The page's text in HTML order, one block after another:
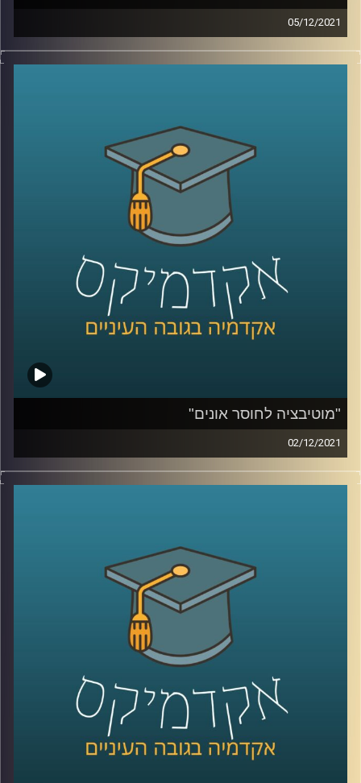
05/12/2021
נדמה שאי אפשר לעבור שבוע ואפילו יום מבלי לשמוע את
המילה "סייבר".
וסייבר והעמקנו בשאלה מהו אותו מרחב קיברנטי שכולם
מדברים עליו ועל ההשלכות של מתקפות סייבר.
לשיחה עם ד"ר טל פבל בנושא קורונה וסייבר –
קרדיט תמונות:
AudioVersity
"מוטיבציה לחוסר אונים"
02/12/2021
כאשר שמעתי לראשונה את הביטוי "מוטיבציה לחוסר אונים"
היה נדמה לי שמדובר בטעות, אבל לאחר הסבר קצר הבנתי
והמסקרנת "מוטיבציה לחוסר אונים".
לשיחה עם ד"ר אורי ליפשין על פסיכולוגיה
אקזיסטנציאליסטית והרצון לחיות לנצח –לחצו כאן
לשיחה עם ד"ר אורי ליפשין על מגיפת הפרידות בתקופת
לחצו כאן
קרדיט תמונות:AudioVersity